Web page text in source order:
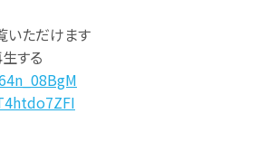
いただけます
する